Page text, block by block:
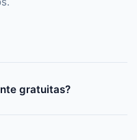
gratuitas?